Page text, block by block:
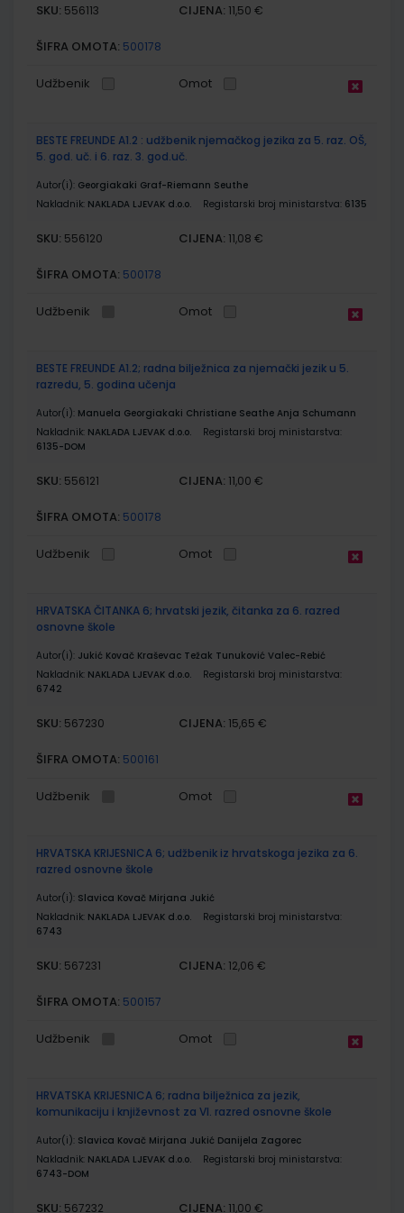
SKU: 556113 CIJENA: 11,50 €
ŠIFRA OMOTA: 500178
Udžbenik Omot
BESTE FREUNDE A1.2 : udžbenik njemačkog jezika za 5. raz. OŠ,
5. god. uč. i 6. raz. 3. god.uč.
Autor(i): Georgiakaki Graf-Riemann Seuthe
Nakladnik: NAKLADA LJEVAK d.o.o. Registarski broj ministarstva: 6135
SKU: 556120 CIJENA: 11,08 €
ŠIFRA OMOTA: 500178
Udžbenik Omot
BESTE FREUNDE A1.2; radna bilježnica za njemački jezik u 5.
razredu, 5. godina učenja
Autor(i): Manuela Georgiakaki Christiane Seathe Anja Schumann
Nakladnik: NAKLADA LJEVAK d.o.o.
Registarski broj ministarstva:
6135-DOM
SKU: 556121 CIJENA: 11,00 €
ŠIFRA OMOTA: 500178
Udžbenik Omot
HRVATSKA ČITANKA 6; hrvatski jezik, čitanka za 6. razred
osnovne škole
Autor(i): Jukić Kovač Kraševac Težak Tunuković Valec-Rebić
Nakladnik: NAKLADA LJEVAK d.o.o.
Registarski broj ministarstva:
6742
SKU: 567230 CIJENA: 15,65 €
ŠIFRA OMOTA: 500161
Udžbenik Omot
HRVATSKA KRIJESNICA 6; udžbenik iz hrvatskoga jezika za 6.
razred osnovne škole
Autor(i): Slavica Kovač Mirjana Jukić
Nakladnik: NAKLADA LJEVAK d.o.o.
Registarski broj ministarstva:
6743
SKU: 567231 CIJENA: 12,06 €
ŠIFRA OMOTA: 500157
Udžbenik Omot
HRVATSKA KRIJESNICA 6; radna bilježnica za jezik,
komunikaciju i književnost za VI. razred osnovne škole
Autor(i): Slavica Kovač Mirjana Jukić Danijela Zagorec
Nakladnik: NAKLADA LJEVAK d.o.o.
Registarski broj ministarstva:
6743-DOM
SKU: 567232 CIJENA: 11,00 €